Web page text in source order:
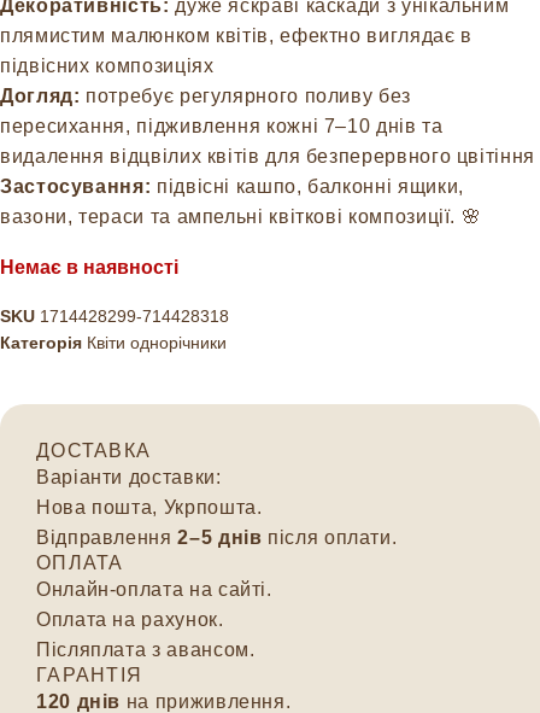
Декоративність: дуже яскраві каскади з унікальним
плямистим малюнком квітів, ефектно виглядає в
підвісних композиціях
Догляд: потребує регулярного поливу без
пересихання, підживлення кожні 7–10 днів та
видалення відцвілих квітів для безперервного цвітіння
Застосування: підвісні кашпо, балконні ящики,
вазони, тераси та ампельні квіткові композиції. 🌸
Немає в наявності
SKU 1714428299-714428318
Категорія Квіти однорічники
ДОСТАВКА
Варіанти доставки:
Нова пошта, Укрпошта.
Відправлення2–5 днів після оплати.
ОПЛАТА
Онлайн-оплата на сайті.
Оплата на рахунок.
Післяплата з авансом.
ГАРАНТІЯ
120 днів на приживлення.